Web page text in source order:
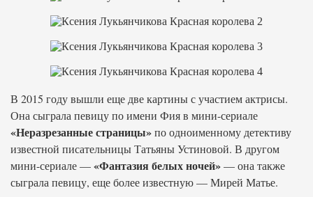
В 2015 году вышли еще две картины с участием актрисы.
Она сыграла певицу по имени Фия в мини-сериале
«Неразрезанные страницы»по одноименному детективу
известной писательницы Татьяны Устиновой. В другом
мини-сериале —«Фантазия белых ночей»— она также
сыграла певицу, еще более известную — Мирей Матье.